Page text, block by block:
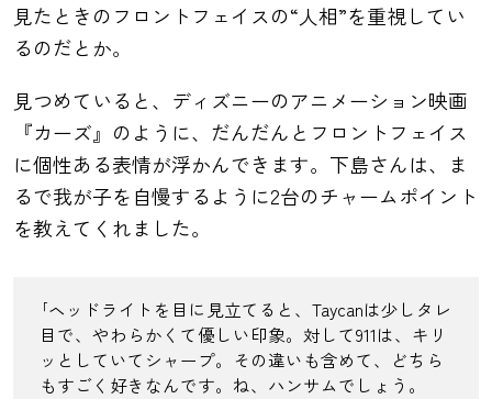
見たときのフロントフェイスの“人相”を重視してい
るのだとか。
見つめていると、ディズニーのアニメーション映画
『カーズ』のように、だんだんとフロントフェイス
に個性ある表情が浮かんできます。下島さんは、ま
るで我が子を自慢するように2台のチャームポイント
を教えてくれました。
｢ヘッドライトを目に見立てると、Taycanは少しタレ
目で、やわらかくて優しい印象。対して911は、キリ
ッとしていてシャープ。その違いも含めて、どちら
もすごく好きなんです。ね、ハンサムでしょう。